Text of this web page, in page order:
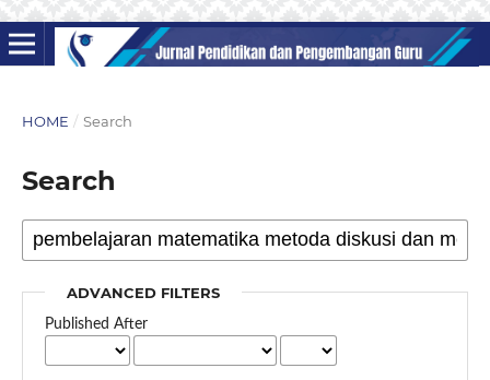
HOME / Search
Search
ADVANCED FILTERS
Published After